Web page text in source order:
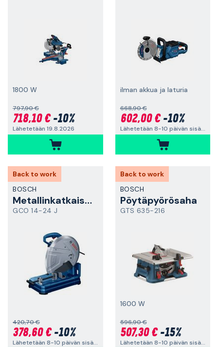
1800 W
797,90 €
718,10 €-10%
Lähetetään 19.8.2026
ilman akkua ja laturia
668,90 €
602,00 €-10%
Lähetetään 8-10 päivän sisällä
Back to work
BOSCH
Metallinkatkaisusaha
GCO 14-24 J
420,70 €
378,60 €-10%
Lähetetään 8-10 päivän sisällä
Back to work
BOSCH
Pöytäpyörösaha
GTS 635-216
1600 W
596,90 €
507,30 €-15%
Lähetetään 8-10 päivän sisällä